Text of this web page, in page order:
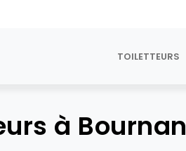
TOILETTEURS
à Bournan